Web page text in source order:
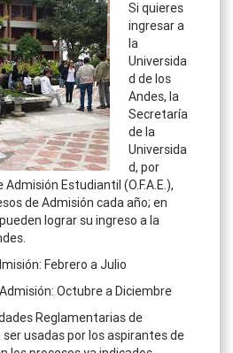
Si quieres
ingresar a
la
Universida
d de los
Andes, la
Secretaría
de la
Universida
d, por
Estudiantil (O.F.A.E.),
de Admisión cada año; en
lograr su ingreso a la
Febrero a Julio
Octubre a Diciembre
Reglamentarias de
usadas por los aspirantes de